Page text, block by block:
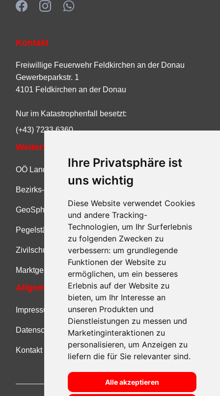
Ihre Privatsphäre ist
uns wichtig
Diese Website verwendet Cookies
und andere Tracking-
Technologien, um Ihr Surferlebnis
zu folgenden Zwecken zu
verbessern: um grundlegende
Funktionen der Website zu
ermöglichen, um ein besseres
Erlebnis auf der Website zu
bieten, um Ihr Interesse an
unseren Produkten und
Dienstleistungen zu messen und
Marketinginteraktionen zu
personalisieren, um Anzeigen zu
liefern die für Sie relevanter sind.
Alle akzeptieren
Kontakt
Freiwillige Feuerwehr Feldkirchen an der Donau
Gewerbeparkstr. 1
4101 Feldkirchen an der Donau
Nur im Katastrophenfall besetzt:
(+43) 7233 6360
Weiterführende Links
OÖ Landes-Feuerwehrverband
Bezirks-Feuerwehrkommando
GeoSphere Austria Unwetterwarnung
Pegelstände OÖ
Zivilschutz Österreich
Marktgemeinde Feldkirchen an der Donau
Allgemeine Informationen
Impressum
Datenschutz
Kontakt